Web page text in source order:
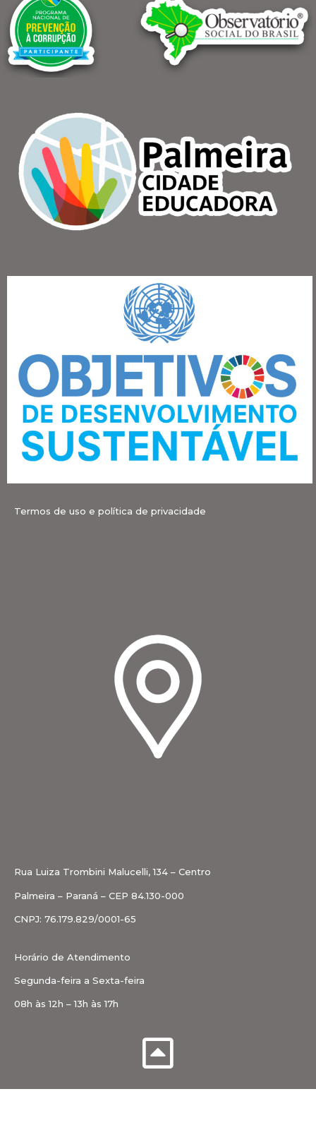
Termos de uso e política de privacidade
Rua Luiza Trombini Malucelli, 134 – Centro
Palmeira – Paraná – CEP 84.130-000
CNPJ: 76.179.829/0001-65
Horário de Atendimento
Segunda-feira a Sexta-feira
08h às 12h – 13h às 17h